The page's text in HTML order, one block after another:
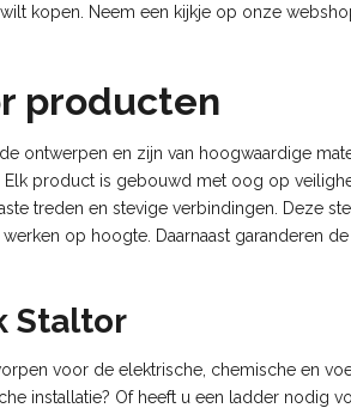
kopen. Neem een kijkje op onze
producten
ontwerpen en zijn van hoogwaardige
product is gebouwd met oog op
treden en stevige verbindingen. Deze
op hoogte. Daarnaast garanderen
Staltor
voor de elektrische, chemische en
installatie? Of heeft u een ladder nodig